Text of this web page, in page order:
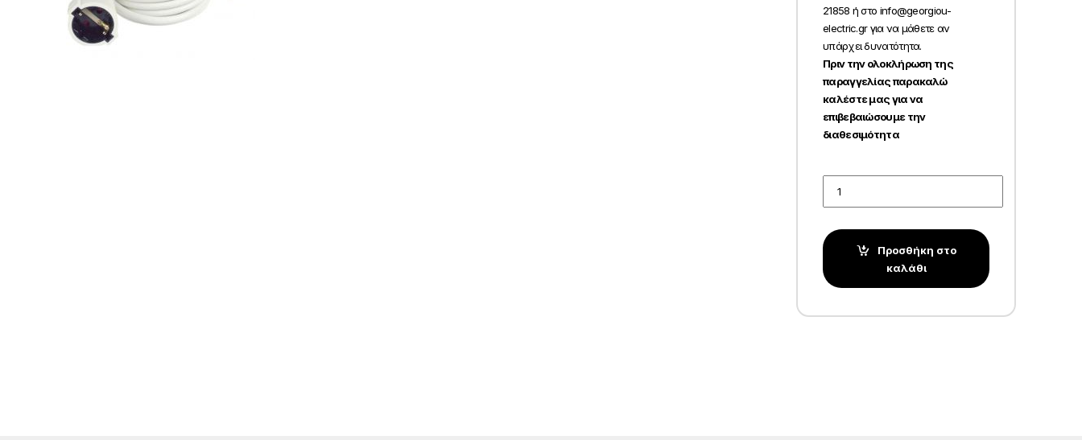
21858 ή στο info@georgiou-
electric.gr για να μάθετε αν
υπάρχει δυνατότητα.
Πριν την ολοκλήρωση της
παραγγελίας παρακαλώ
καλέστε μας για να
επιβεβαιώσουμε την
διαθεσιμότητα
Προσθήκη στο
καλάθι